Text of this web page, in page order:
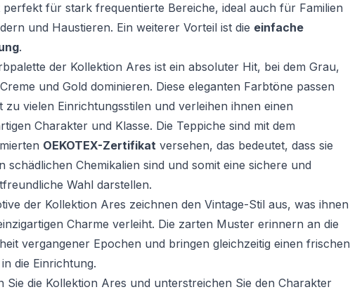
perfekt für stark frequentierte Bereiche, ideal auch für Familien
und Haustieren. Ein weiterer Vorteil ist die einfache
.
der Kollektion Ares ist ein absoluter Hit, bei dem Grau,
und Gold dominieren. Diese eleganten Farbtöne passen
zu vielen Einrichtungsstilen und verleihen ihnen einen
Charakter und Klasse. Die Teppiche sind mit dem
OEKOTEX-Zertifikat versehen, das bedeutet, dass sie
schädlichen Chemikalien sind und somit eine sichere und
Wahl darstellen.
der Kollektion Ares zeichnen den Vintage-Stil aus, was ihnen
Charme verleiht. Die zarten Muster erinnern an die
vergangener Epochen und bringen gleichzeitig einen frischen
die Einrichtung.
Sie die Kollektion Ares und unterstreichen Sie den Charakter